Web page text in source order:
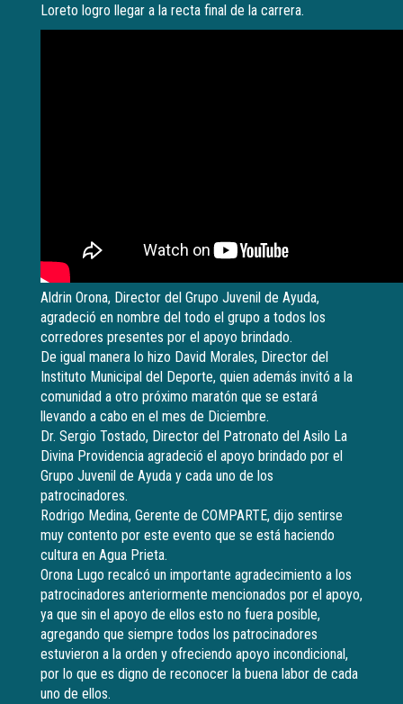
Loreto logro llegar a la recta final de la carrera.
Aldrin Orona, Director del Grupo Juvenil de Ayuda,
agradeció en nombre del todo el grupo a todos los
corredores presentes por el apoyo brindado.
De igual manera lo hizo David Morales, Director del
Instituto Municipal del Deporte, quien además invitó a la
comunidad a otro próximo maratón que se estará
llevando a cabo en el mes de Diciembre.
Dr. Sergio Tostado, Director del Patronato del Asilo La
Divina Providencia agradeció el apoyo brindado por el
Grupo Juvenil de Ayuda y cada uno de los
patrocinadores.
Rodrigo Medina, Gerente de COMPARTE, dijo sentirse
muy contento por este evento que se está haciendo
cultura en Agua Prieta.
Orona Lugo recalcó un importante agradecimiento a los
patrocinadores anteriormente mencionados por el apoyo,
ya que sin el apoyo de ellos esto no fuera posible,
agregando que siempre todos los patrocinadores
estuvieron a la orden y ofreciendo apoyo incondicional,
por lo que es digno de reconocer la buena labor de cada
uno de ellos.